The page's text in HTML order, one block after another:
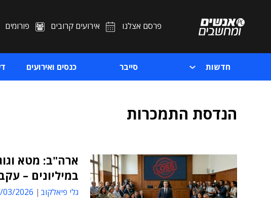
פרסם אצלנו אירועים קרובים פורומים
חדשות סייבר כנסים ואירועים
הנדסת התמכרות
ארה"ב: מטא
במיליונים –
גלי פיאלקוב 2026 12:23